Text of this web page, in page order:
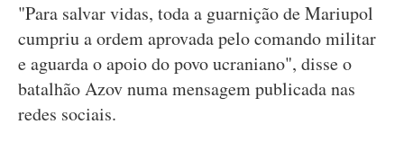
"Para salvar vidas, toda a guarnição de Mariupol
cumpriu a ordem aprovada pelo comando militar
e aguarda o apoio do povo ucraniano", disse o
batalhão Azov numa mensagem publicada nas
redes sociais.